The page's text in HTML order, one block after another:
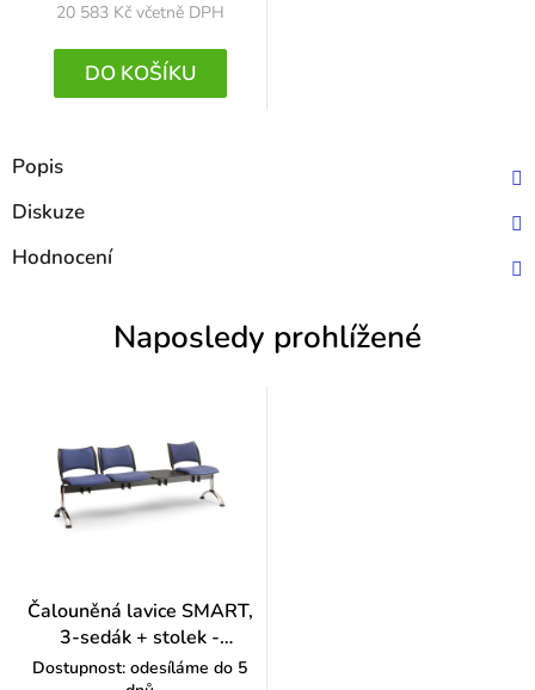
20 583 Kč včetně DPH
DO KOŠÍKU
Popis
Diskuze
Hodnocení
Naposledy prohlížené
Čalouněná lavice SMART,
3-sedák + stolek -
chromované nohy, oranžová
Dostupnost: odesíláme do 5